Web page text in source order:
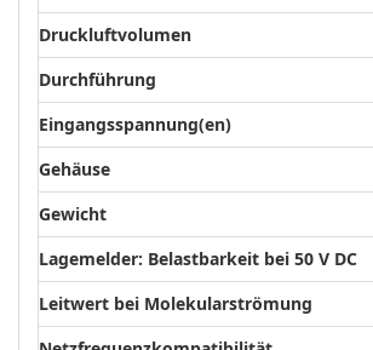
Druckluftvolumen
Durchführung
Eingangsspannung(en)
Gehäuse
Gewicht
Lagemelder: Belastbarkeit bei 50 V DC
Leitwert bei Molekularströmung